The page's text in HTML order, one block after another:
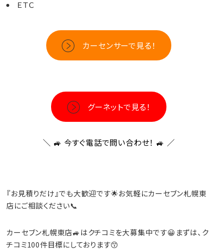
ＥＴＣ
カーセンサーで見る！
グーネットで見る！
＼ 🚙 今すぐ電話で問い合わせ！ 🚙 ／
『お見積りだけ』でも大歓迎です🌟お気軽にカーセブン札幌東
店にご相談ください📞
カーセブン札幌東店🚙はクチコミを大募集中です😀まずは、ク
チコミ100件目標にしております😙